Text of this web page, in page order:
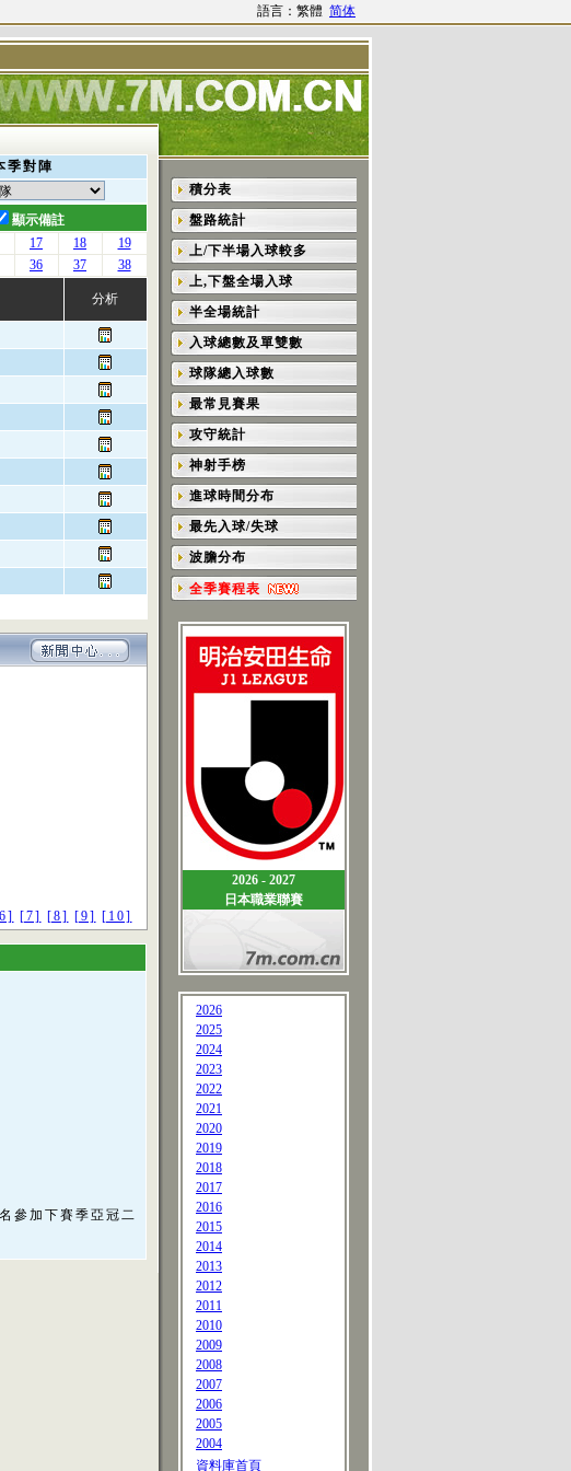
語言：繁體 简体
季對陣
顯示備註
17 18
19
36 37 38
分析
[7] [8] [9] [10]
參加下賽季亞冠二
積分表
盤路統計
上/下半場入球較多
上,下盤全場入球
半全場統計
入球總數及單雙數
球隊總入球數
最常見賽果
攻守統計
神射手榜
進球時間分布
最先入球/失球
波膽分布
全季賽程表
2026 - 2027
日本職業聯賽
2026
2025
2024
2023
2022
2021
2020
2019
2018
2017
2016
2015
2014
2013
2012
2011
2010
2009
2008
2007
2006
2005
2004
資料庫首頁